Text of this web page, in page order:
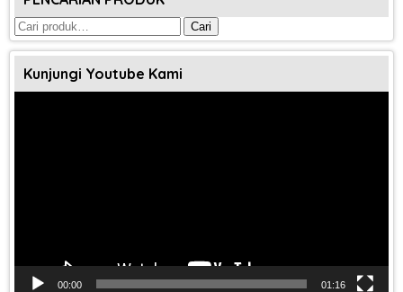
Pencarian
untuk:
Cari
Kunjungi Youtube Kami
00:00 01:16